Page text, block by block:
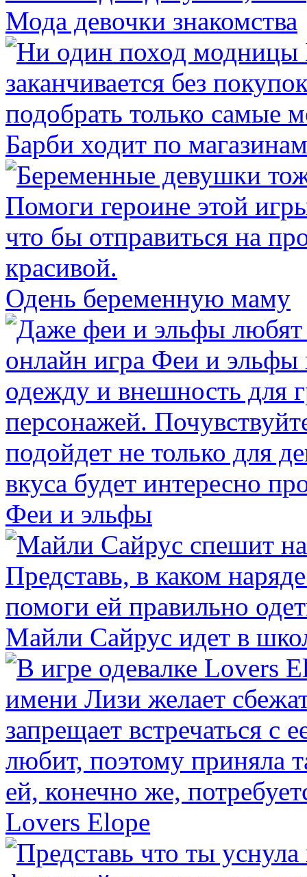
Мода девочки знакомства
Барби ходит по магазинам
Одень беременную маму
Феи и эльфы
Майли Сайрус идет в
Lovers Elope